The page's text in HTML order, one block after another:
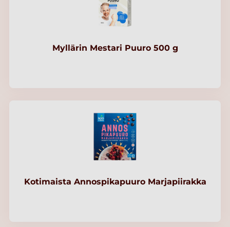
Myllärin Mestari Puuro 500 g
Kotimaista Annospikapuuro Marjapiirakka